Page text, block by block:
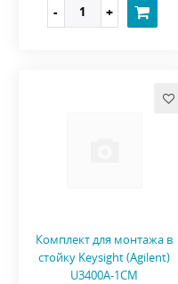
Комплект для монтажа в
стойку Keysight (Agilent)
U3400A-1CM